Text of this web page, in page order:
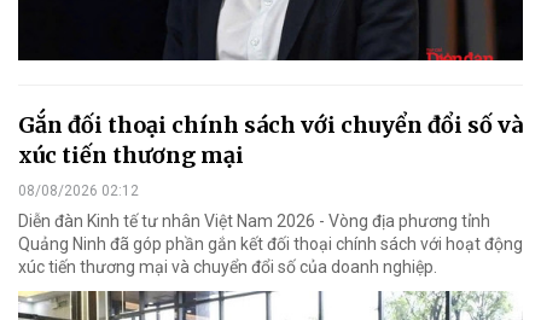
Gắn đối thoại chính sách với chuyển đổi số và
xúc tiến thương mại
08/08/2026 02:12
Diễn đàn Kinh tế tư nhân Việt Nam 2026 - Vòng địa phương tỉnh
Quảng Ninh đã góp phần gắn kết đối thoại chính sách với hoạt động
xúc tiến thương mại và chuyển đổi số của doanh nghiệp.